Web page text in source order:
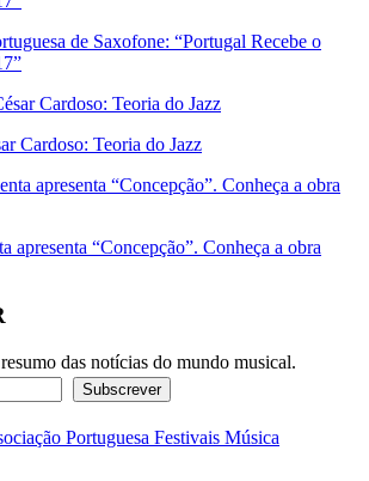
de Saxofone: “Portugal Recebe o
Cardoso: Teoria do Jazz
apresenta “Concepção”. Conheça a obra
das notícias do mundo musical.